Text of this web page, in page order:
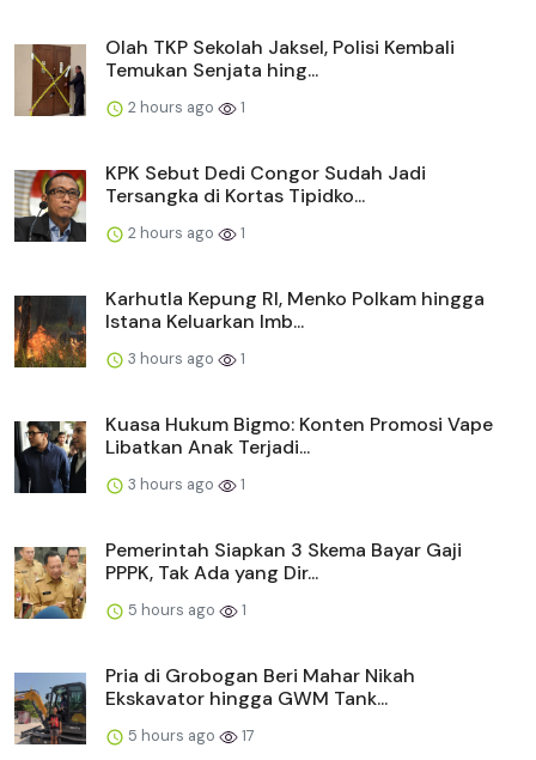
Olah TKP Sekolah Jaksel, Polisi Kembali
Temukan Senjata hing...
2 hours ago 1
KPK Sebut Dedi Congor Sudah Jadi
Tersangka di Kortas Tipidko...
2 hours ago 1
Karhutla Kepung RI, Menko Polkam hingga
Istana Keluarkan Imb...
3 hours ago 1
Kuasa Hukum Bigmo: Konten Promosi Vape
Libatkan Anak Terjadi...
3 hours ago 1
Pemerintah Siapkan 3 Skema Bayar Gaji
PPPK, Tak Ada yang Dir...
5 hours ago 1
Pria di Grobogan Beri Mahar Nikah
Ekskavator hingga GWM Tank...
5 hours ago 17